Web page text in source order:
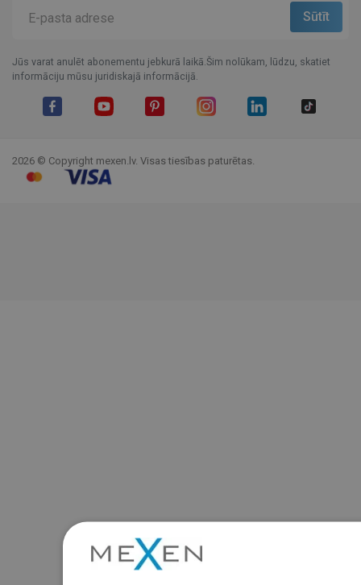
Jūs varat anulēt abonementu jebkurā laikā.Šim nolūkam, lūdzu, skatiet
informāciju mūsu juridiskajā informācijā.
2026 © Copyright mexen.lv. Visas tiesības paturētas.